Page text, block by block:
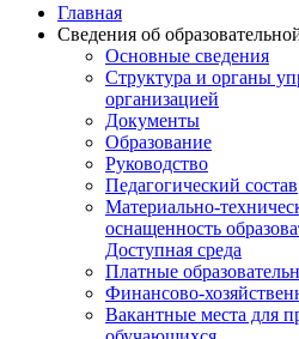
Главная
Сведения об
Основные сведения
Структура и органы
организацией
Документы
Образование
Руководство
Педагогический состав
Материально-
оснащенность
Доступная среда
Платные
Финансово-
Вакантные места для